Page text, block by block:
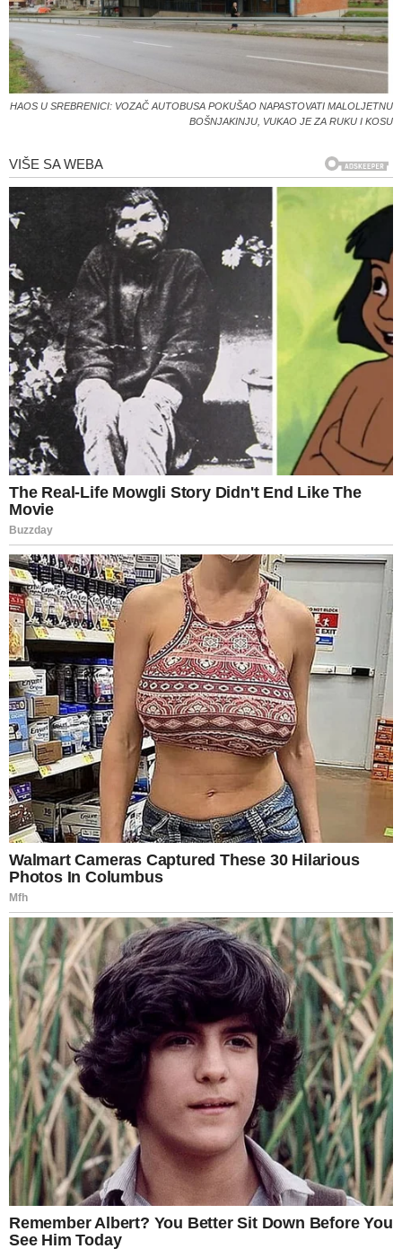
HAOS U SREBRENICI: VOZAČ AUTOBUSA POKUŠAO NAPASTOVATI MALOLJETNU
BOŠNJAKINJU, VUKAO JE ZA RUKU I KOSU